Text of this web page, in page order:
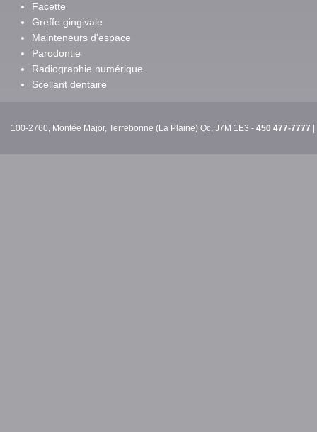
Facette
Greffe gingivale
Mainteneurs d'espace
Parodontie
Radiographie numérique
Scellant dentaire
100-2760, Montée Major, Terrebonne (La Plaine) Qc, J7M 1E3 - 450 477-7777